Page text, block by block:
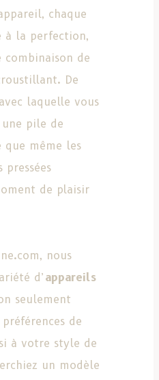
chaque
à la perfection,
de
De
laquelle vous
pile de
que même les
pressées
de plaisir
nous
d’ appareils
seulement
de
à votre style de
un modèle